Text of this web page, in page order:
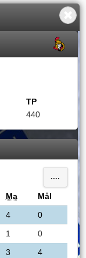
TP
440
....
Ma
Mål
4
0
1
0
3
4